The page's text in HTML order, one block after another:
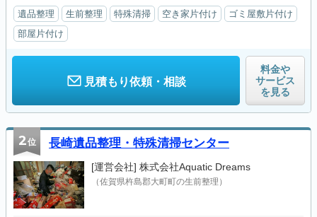
遺品整理 生前整理 特殊清掃 空き家片付け
ゴミ屋敷片付け
部屋片付け
見積もり依頼・相談
料金や
サービス
を見る
2位 長崎遺品整理・特殊清掃センター
[運営会社] 株式会社Aquatic Dreams
（佐賀県杵島郡大町町の生前整理）